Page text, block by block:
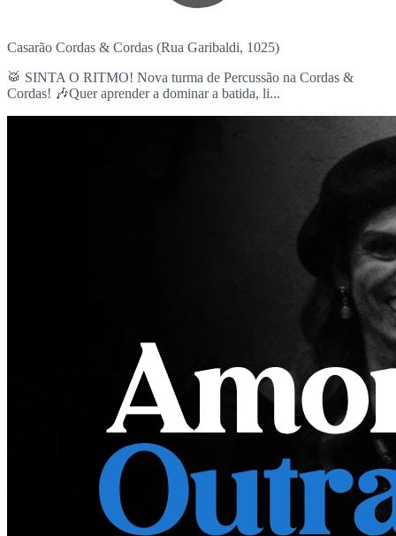
Casarão Cordas & Cordas (Rua Garibaldi, 1025)
🥁 SINTA O RITMO! Nova turma de Percussão na Cordas &
Cordas! 🎶Quer aprender a dominar a batida, li...